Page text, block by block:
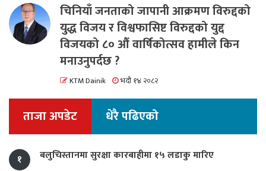
चिनियाँ जनताको जापानी आक्रमण विरुद्दको
युद्ध विजय र विश्वफासिष्ट विरुद्दको युद्द
विजयको ८० औं वार्षिकोत्सव हामीले किन
मनाउनुपर्दछ ?
KTM Dainik भदौ १४ २०८२
ताजा अपडेट धेरै पढिएको
१ बलुचिस्तानमा सुरक्षा कारबाहीमा १५ लडाकु मारिए